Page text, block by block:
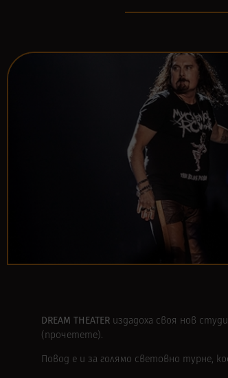
DREAM THEATER издадоха своя нов
( прочетете).
Повод е и за голямо световно турне,